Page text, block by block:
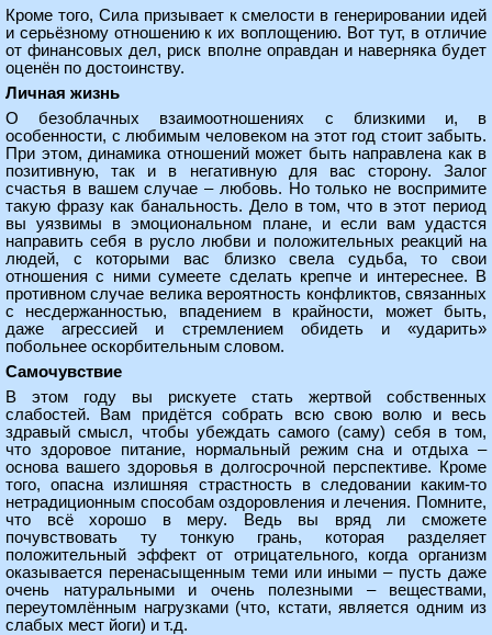
Кроме того, Сила призывает к смелости в генерировании идей
и серьёзному отношению к их воплощению. Вот тут, в отличие
от финансовых дел, риск вполне оправдан и наверняка будет
оценён по достоинству.
Личная жизнь
О безоблачных взаимоотношениях с близкими и, в
особенности, с любимым человеком на этот год стоит забыть.
При этом, динамика отношений может быть направлена как в
позитивную, так и в негативную для вас сторону. Залог
счастья в вашем случае – любовь. Но только не воспримите
такую фразу как банальность. Дело в том, что в этот период
вы уязвимы в эмоциональном плане, и если вам удастся
направить себя в русло любви и положительных реакций на
людей, с которыми вас близко свела судьба, то свои
отношения с ними сумеете сделать крепче и интереснее. В
противном случае велика вероятность конфликтов, связанных
с несдержанностью, впадением в крайности, может быть,
даже агрессией и стремлением обидеть и «ударить»
побольнее оскорбительным словом.
Самочувствие
В этом году вы рискуете стать жертвой собственных
слабостей. Вам придётся собрать всю свою волю и весь
здравый смысл, чтобы убеждать самого (саму) себя в том,
что здоровое питание, нормальный режим сна и отдыха –
основа вашего здоровья в долгосрочной перспективе. Кроме
того, опасна излишняя страстность в следовании каким-то
нетрадиционным способам оздоровления и лечения. Помните,
что всё хорошо в меру. Ведь вы вряд ли сможете
почувствовать ту тонкую грань, которая разделяет
положительный эффект от отрицательного, когда организм
оказывается перенасыщенным теми или иными – пусть даже
очень натуральными и очень полезными – веществами,
переутомлённым нагрузками (что, кстати, является одним из
слабых мест йоги) и т.д.